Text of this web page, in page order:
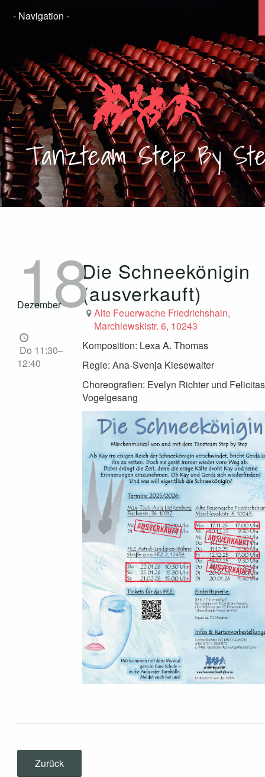
TanzteamStep By
Die Schneekönigin
(ausverkauft)
18
Dezember
Do 11:30–
12:40
Alte Feuerwache Friedrichshain,
Marchlewskistr. 6, 10243
Komposition: Lexa A. Thomas
Regie: Ana-Svenja Kiesewalter
Choreografien: Evelyn Richter und Felicitas
Vogelgesang
Zurück